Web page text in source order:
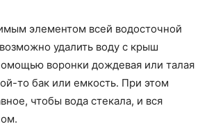
элементом всей водосточной
удалить воду с крыш
воронки дождевая или талая
то бак или емкость. При этом
чтобы вода стекала, и вся